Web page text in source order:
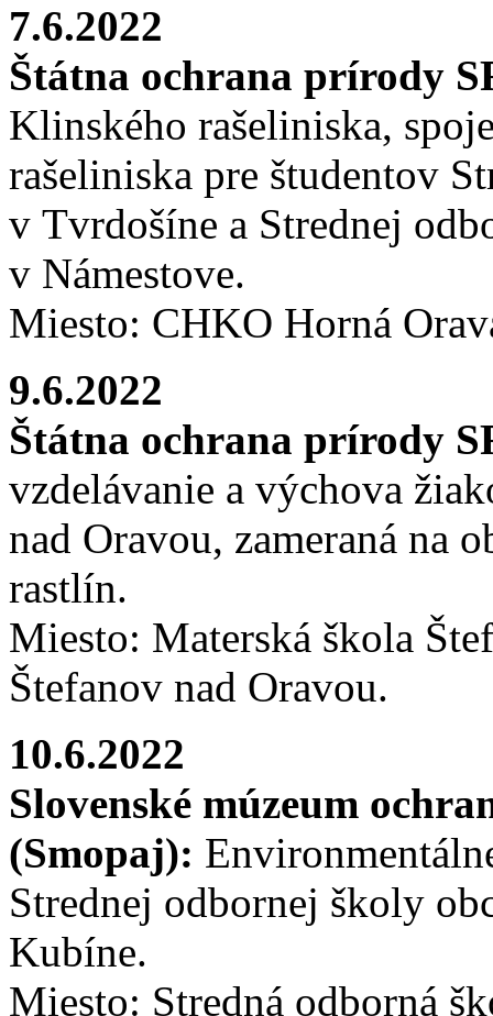
7.6.2022
Štátna ochrana prírody
Klinského rašeliniska,
rašeliniska pre študentov
v Tvrdošíne a Strednej
v Námestove.
Miesto: CHKO Horná
9.6.2022
Štátna ochrana prírody
vzdelávanie a výchova
nad Oravou, zameraná na
rastlín.
Miesto: Materská škola
Štefanov nad Oravou.
10.6.2022
Slovenské múzeum
(Smopaj):
Strednej odbornej školy
Kubíne.
Miesto: Stredná odborná